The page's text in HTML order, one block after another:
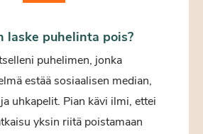
laske puhelinta pois?
puhelimen, jonka
estää sosiaalisen median,
uhkapelit. Pian kävi ilmi, ettei
yksin riitä poistamaan